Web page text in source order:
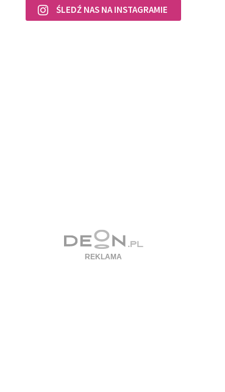
ŚLEDŹ NAS NA INSTAGRAMIE